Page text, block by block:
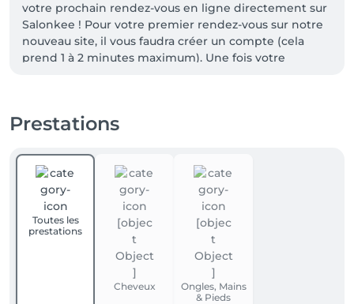
votre prochain rendez-vous en ligne directement sur
Salonkee ! Pour votre premier rendez-vous sur notre
nouveau site, il vous faudra créer un compte (cela
prend 1 à 2 minutes maximum). Une fois votre
Prestations
Toutes les
prestations
Cheveux
Ongles, Mains
& Pieds